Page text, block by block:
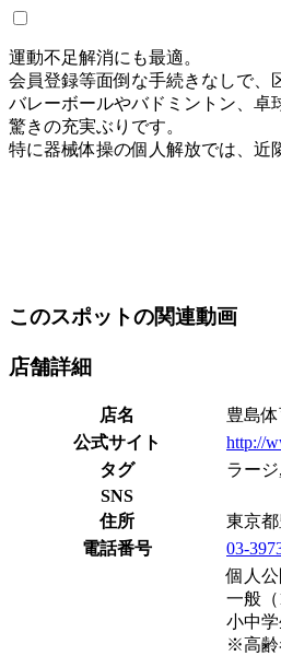
運動不足解消にも最適。
会員登録等面倒な手続きなしで、
バレーボールやバドミントン、卓
驚きの充実ぶりです。
特に器械体操の個人解放では、近
このスポットの関連動画
店舗詳細
店名
豊島
公式サイト
http://
タグ
ラー
SNS
住所
東京
電話番号
03-
個人公
一般（
小中学
※高齢